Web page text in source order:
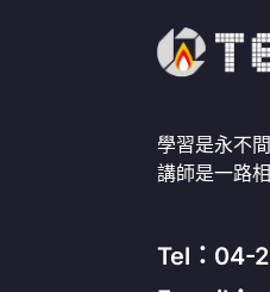
學習是永不
講師是一路
Tel：04-